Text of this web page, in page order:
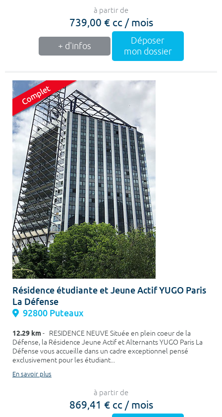
à partir de
739,00 € cc / mois
+ d'infos
Déposer
mon dossier
Résidence étudiante et Jeune Actif YUGO Paris
La Défense
92800 Puteaux
12.29 km- RESIDENCE NEUVE Située en plein coeur de la
Défense, la Résidence Jeune Actif et Alternants YUGO Paris La
Défense vous accueille dans un cadre exceptionnel pensé
exclusivement pour les étudiant...
En savoir plus
à partir de
869,41 € cc / mois